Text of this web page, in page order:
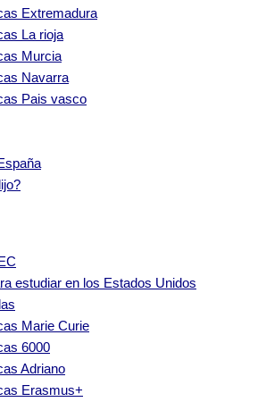
Extremadura
La rioja
Murcia
Navarra
Pais vasco
estudiar en los Estados Unidos
Marie Curie
6000
Adriano
Erasmus+